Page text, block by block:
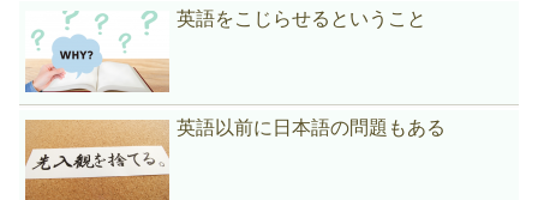
英語をこじらせるということ
英語以前に日本語の問題もある